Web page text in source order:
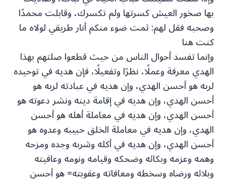
بها صخور العيش كسرتها ولم تكسرك، وقابلت محمدًا
وصحبه فقل لهم: ثمت ضوء منكم أنار طريقي لولاه ما
كنت هنا
وإنما تفسد أحوال الناس من حيث قطعوا صلتهم بهذا
الهدي معرفة وعملًا، نظرًا وتفعيلًا، فإن هديه في توحيده
لربه هو أحسن الهدي، وإن هديه في عبادته لربه هو
أحسن الهدي، وإن هديه في إقامة دينه ونشر دعوته هو
أحسن الهدي، وإن هديه في معاملة أهله هو أحسن
الهدي، وإن هديه في معاملة الخلق حبيبه وعدوه هو
أحسن الهدي، وإن هديه في أكله وشربه وجده ومزحه
وهمه وعزمه وبكائه وضحكه وقيامه ونومه وعافيته
وبلائه ورضاه وسخطه ومعافاته وعقوبته= هو أحسن